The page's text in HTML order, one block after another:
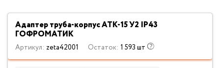
Адаптер труба-корпус АТК-15 У2 IP43
ГОФРОМАТИК
Артикул: zeta42001 Остаток: 1 593 шт